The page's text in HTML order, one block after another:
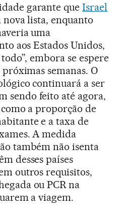
garante queIsrael
nova lista, enquanto
uma
aos Estados Unidos,
embora se espere
semanas. O
continuará a ser
sendo feito até agora,
a proporção de
e a taxa de
A medida
também não isenta
desses países
outros requisitos,
ou PCR na
a viagem.